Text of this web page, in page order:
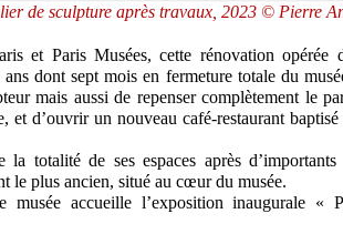
de sculpture après travaux, 2023 © Pierre
et Paris Musées, cette rénovation opérée
dont sept mois en fermeture totale du
mais aussi de repenser complètement le
et d’ouvrir un nouveau café-restaurant
totalité de ses espaces après
le plus ancien, situé au cœur du musée.
musée accueille l’exposition inaugurale «